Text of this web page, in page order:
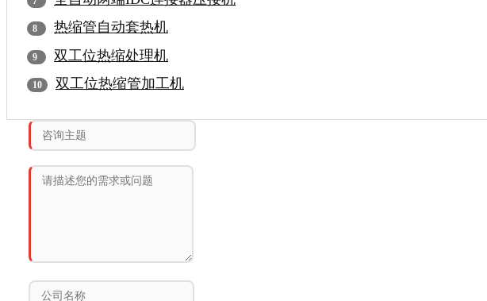
热缩管自动套热机
双工位热缩处理机
双工位热缩管加工机